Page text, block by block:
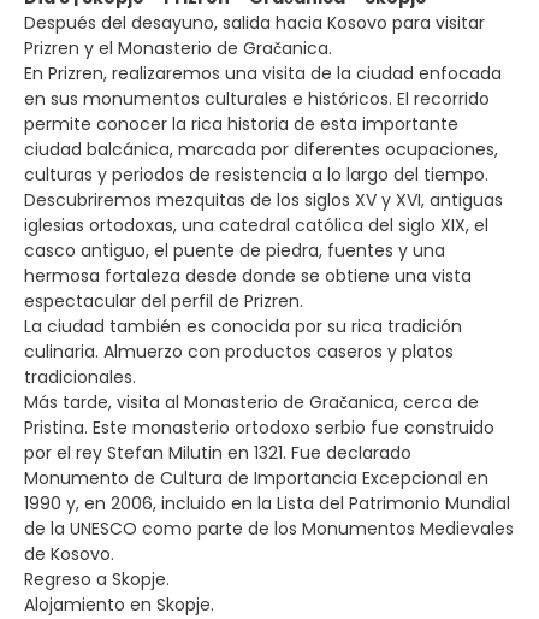
Después del desayuno, salida hacia Kosovo para visitar
Prizren y el Monasterio de Gračanica.
En Prizren, realizaremos una visita de la ciudad enfocada
en sus monumentos culturales e históricos. El recorrido
permite conocer la rica historia de esta importante
ciudad balcánica, marcada por diferentes ocupaciones,
culturas y periodos de resistencia a lo largo del tiempo.
Descubriremos mezquitas de los siglos XV y XVI, antiguas
iglesias ortodoxas, una catedral católica del siglo XIX, el
casco antiguo, el puente de piedra, fuentes y una
hermosa fortaleza desde donde se obtiene una vista
espectacular del perfil de Prizren.
La ciudad también es conocida por su rica tradición
culinaria. Almuerzo con productos caseros y platos
tradicionales.
Más tarde, visita al Monasterio de Gračanica, cerca de
Pristina. Este monasterio ortodoxo serbio fue construido
por el rey Stefan Milutin en 1321. Fue declarado
Monumento de Cultura de Importancia Excepcional en
1990 y, en 2006, incluido en la Lista del Patrimonio Mundial
de la UNESCO como parte de los Monumentos Medievales
de Kosovo.
Regreso a Skopje.
Alojamiento en Skopje.